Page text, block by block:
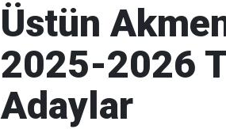
Üstün
2025-2026
Adaylar